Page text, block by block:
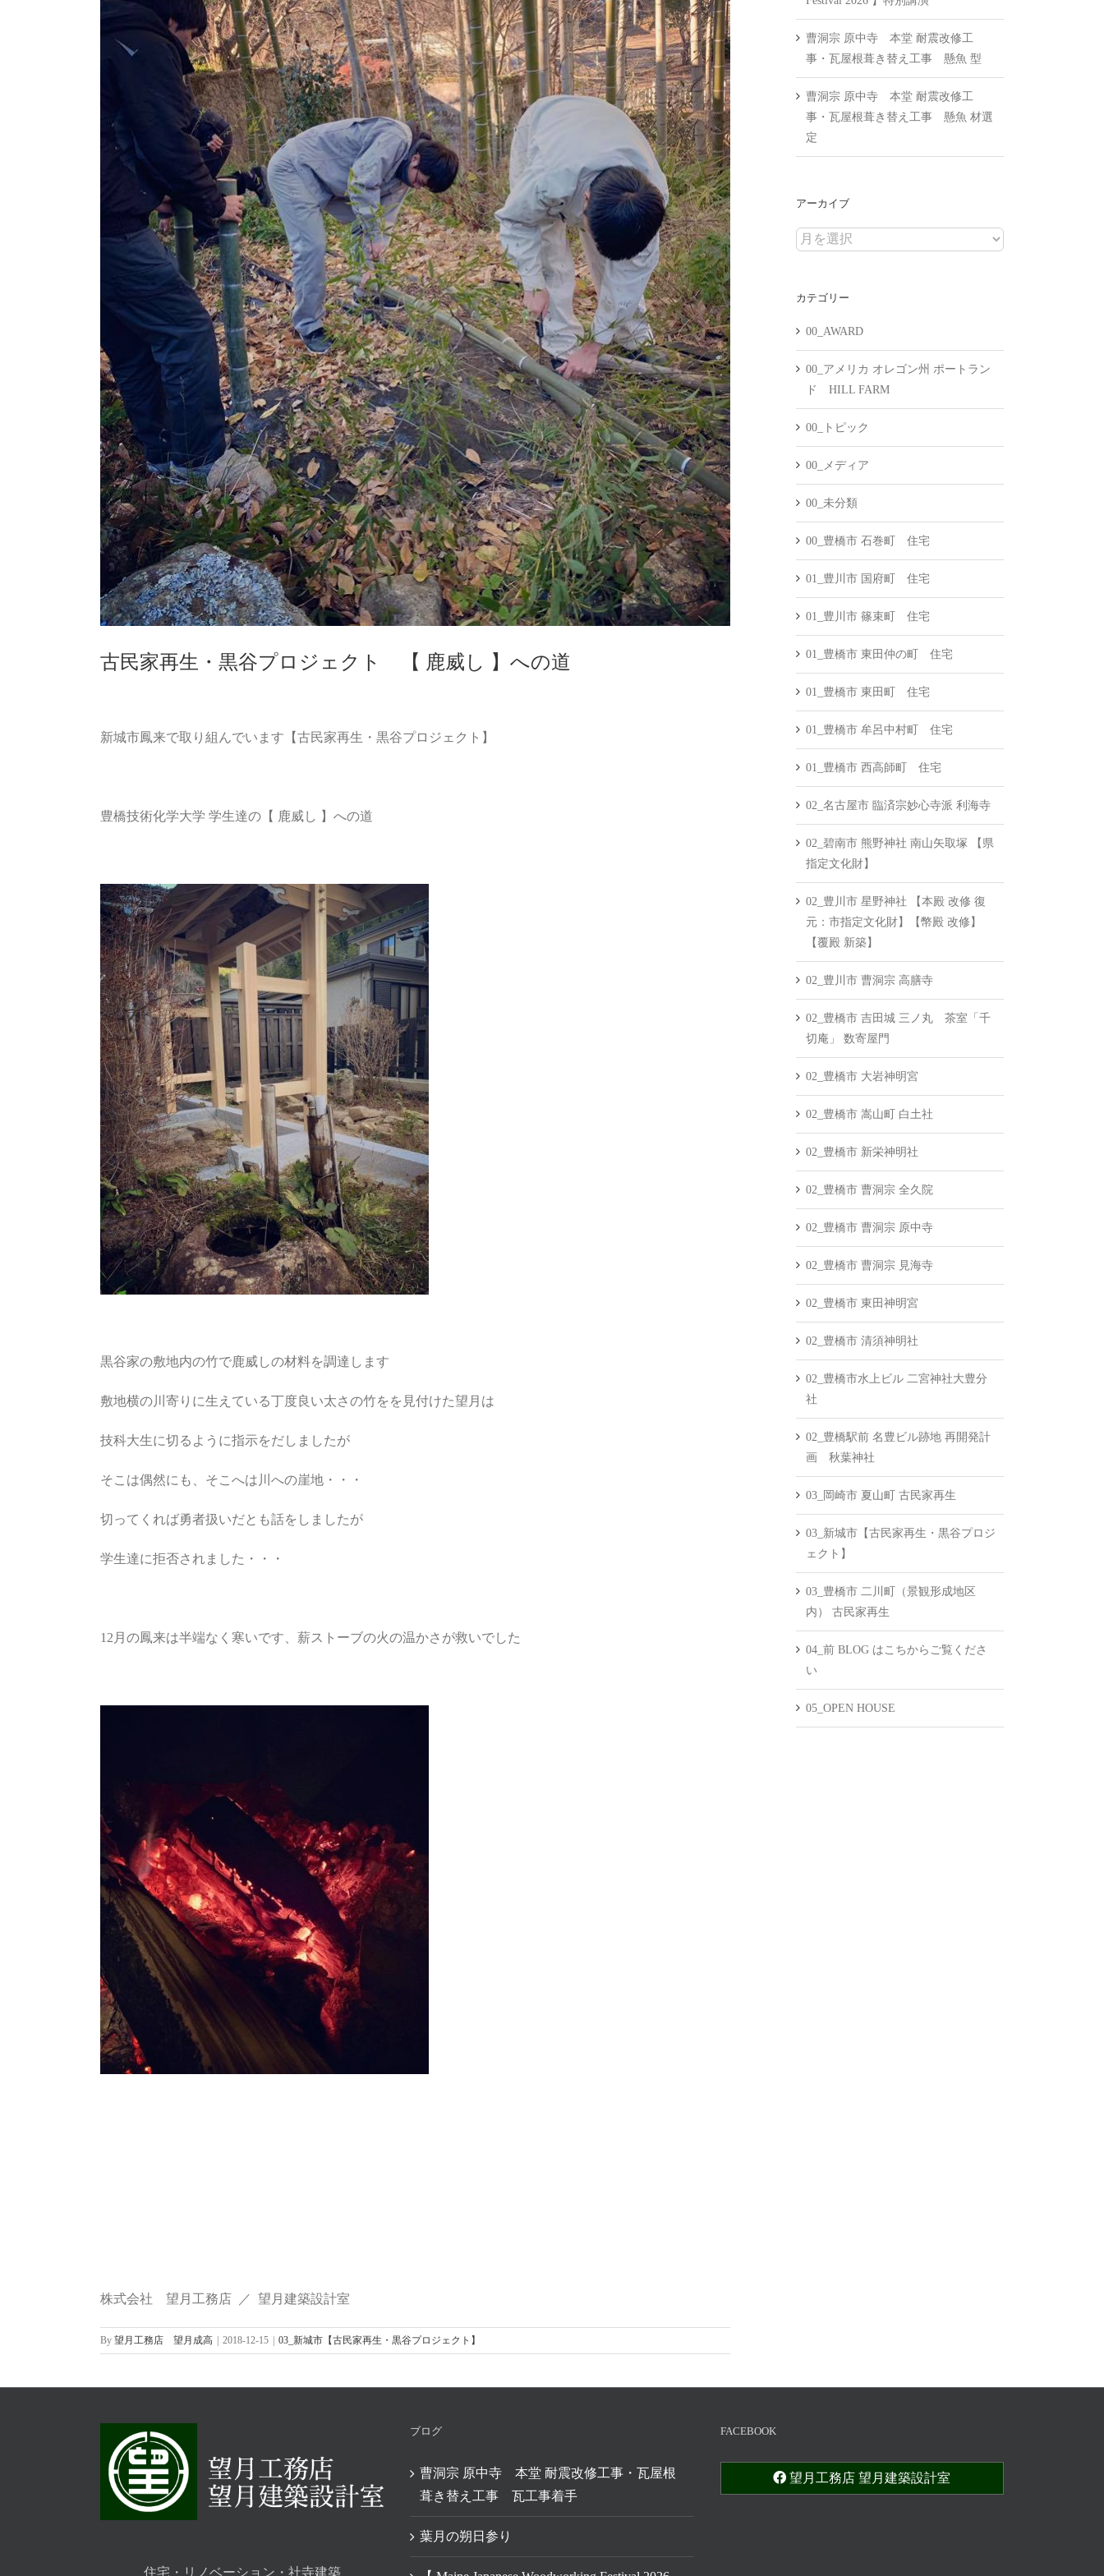
古民家再生・黒谷プロジェクト 【 鹿威し 】への道
新城市鳳来で取り組んでいます【古民家再生・黒谷プロジェクト】
豊橋技術化学大学 学生達の【 鹿威し 】への道
黒谷家の敷地内の竹で鹿威しの材料を調達します
敷地横の川寄りに生えている丁度良い太さの竹をを見付けた望月は
技科大生に切るように指示をだしましたが
そこは偶然にも、そこへは川への崖地・・・
切ってくれば勇者扱いだとも話をしましたが
学生達に拒否されました・・・
12月の鳳来は半端なく寒いです、薪ストーブの火の温かさが救いでした
株式会社 望月工務店 ／ 望月建築設計室
By 望月工務店 望月成高 | 2018-12-15 | 03_新城市【古民家再生・黒谷プロジェクト】
曹洞宗 原中寺 本堂 耐震改修工
事・瓦屋根葺き替え工事 懸魚 型
曹洞宗 原中寺 本堂 耐震改修工
事・瓦屋根葺き替え工事 懸魚 材選
定
アーカイブ
ア
イ
カテゴリー
00_AWARD
00_アメリカ オレゴン州 ポートラン
ド HILL FARM
00_トピック
00_メディア
00_未分類
00_豊橋市 石巻町 住宅
01_豊川市 国府町 住宅
01_豊川市 篠束町 住宅
01_豊橋市 東田仲の町 住宅
01_豊橋市 東田町 住宅
01_豊橋市 牟呂中村町 住宅
01_豊橋市 西高師町 住宅
02_名古屋市 臨済宗妙心寺派 利海寺
02_碧南市 熊野神社 南山矢取塚 【県
指定文化財】
02_豊川市 星野神社 【本殿 改修 復
元：市指定文化財】【幣殿 改修】
【覆殿 新築】
02_豊川市 曹洞宗 高膳寺
02_豊橋市 吉田城 三ノ丸 茶室「千
切庵」 数寄屋門
02_豊橋市 大岩神明宮
02_豊橋市 嵩山町 白土社
02_豊橋市 新栄神明社
02_豊橋市 曹洞宗 全久院
02_豊橋市 曹洞宗 原中寺
02_豊橋市 曹洞宗 見海寺
02_豊橋市 東田神明宮
02_豊橋市 清須神明社
02_豊橋市水上ビル 二宮神社大豊分
社
02_豊橋駅前 名豊ビル跡地 再開発計
画 秋葉神社
03_岡崎市 夏山町 古民家再生
03_新城市【古民家再生・黒谷プロジ
ェクト】
03_豊橋市 二川町（景観形成地区
内） 古民家再生
04_前 BLOG はこちからご覧くださ
い
05_OPEN HOUSE
住宅・リノベーション・社寺建築
ブログ
曹洞宗 原中寺 本堂 耐震改修工事・瓦屋根
葺き替え工事 瓦工事着手
葉月の朔日参り
FACEBOOK
望月工務店 望月建築設計室